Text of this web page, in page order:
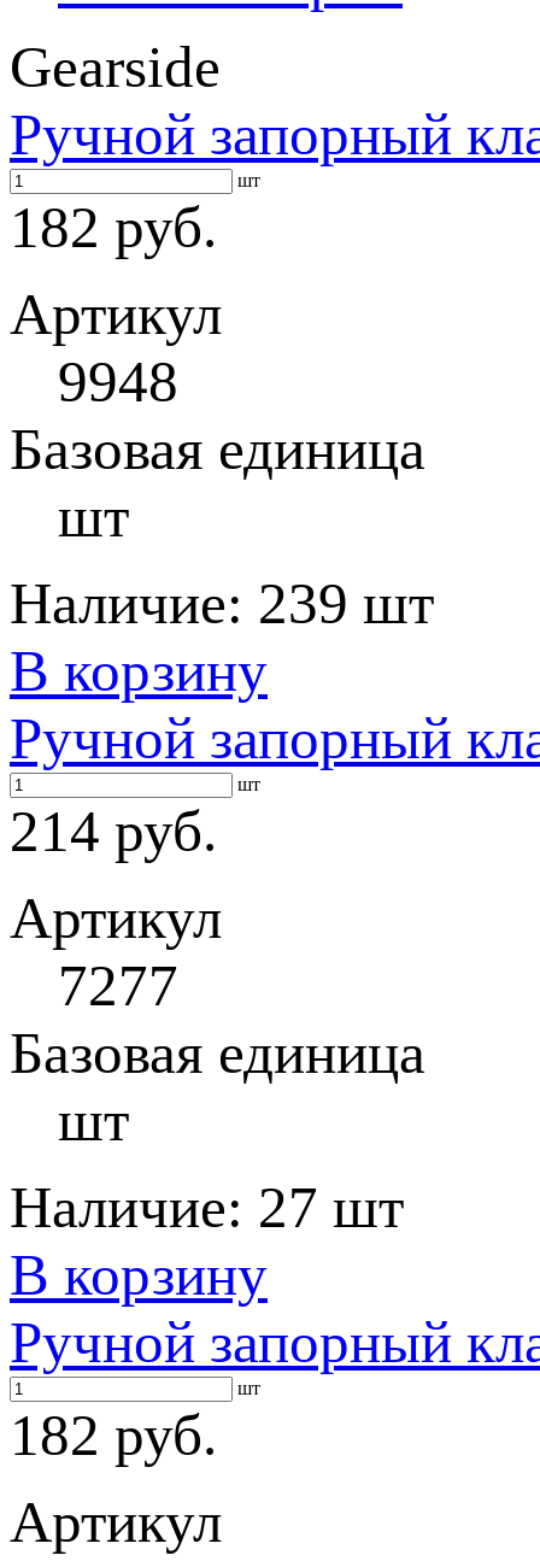
Gearside
Ручной запорный
шт
182 руб.
Артикул
9948
Базовая единица
шт
Наличие: 239 шт
В корзину
Ручной запорный
шт
214 руб.
Артикул
7277
Базовая единица
шт
Наличие: 27 шт
В корзину
Ручной запорный
шт
182 руб.
Артикул